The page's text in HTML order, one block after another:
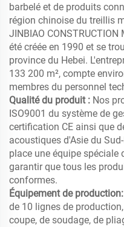
barbelé et de produits
région chinoise du treillis
JINBIAO CONSTRUCTION
été créée en 1990 et se
province du Hebei.
133 200 m², compte
membres du personnel
Qualité du produit : Nos
ISO9001 du système de
certification CE ainsi que
acoustiques d'Asie du
place une équipe
garantir que tous les
conformes.
Équipement de production:
de 10 lignes de
coupe, de soudage, de